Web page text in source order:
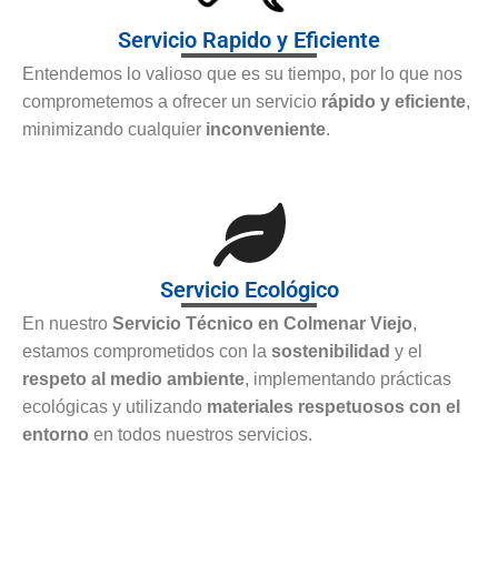
Servicio Rapido y Eficiente
Entendemos lo valioso que es su tiempo, por lo que nos
comprometemos a ofrecer un servicio rápido y eficiente,
minimizando cualquier inconveniente.
Servicio Ecológico
En nuestro Servicio Técnico en Colmenar Viejo,
estamos comprometidos con la sostenibilidad y el
respeto al medio ambiente, implementando prácticas
ecológicas y utilizando materiales respetuosos con el
entorno en todos nuestros servicios.